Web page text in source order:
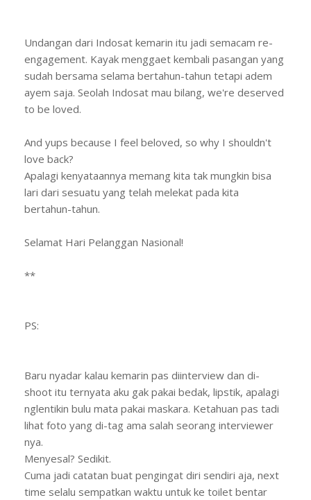
Undangan dari Indosat kemarin itu jadi semacam re-
engagement. Kayak menggaet kembali pasangan yang
sudah bersama selama bertahun-tahun tetapi adem
ayem saja. Seolah Indosat mau bilang, we're deserved
to be loved.
And yups because I feel beloved, so why I shouldn't
love back?
Apalagi kenyataannya memang kita tak mungkin bisa
lari dari sesuatu yang telah melekat pada kita
bertahun-tahun.
Selamat Hari Pelanggan Nasional!
**
PS:
Baru nyadar kalau kemarin pas diinterview dan di-
shoot itu ternyata aku gak pakai bedak, lipstik, apalagi
nglentikin bulu mata pakai maskara. Ketahuan pas tadi
lihat foto yang di-tag ama salah seorang interviewer
nya.
Menyesal? Sedikit.
Cuma jadi catatan buat pengingat diri sendiri aja, next
time selalu sempatkan waktu untuk ke toilet bentar